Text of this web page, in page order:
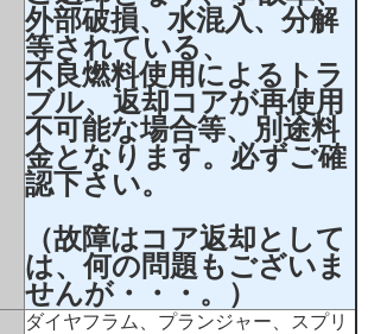
外部破損、水混入、分解
等されている、
不良燃料使用によるトラ
ブル、返却コアが再使用
不可能な場合等、別途料
金となります。必ずご確
認下さい。
（故障はコア返却として
は、何の問題もございま
せんが・・・。）
ダイヤフラム、プランジャー、スプリ